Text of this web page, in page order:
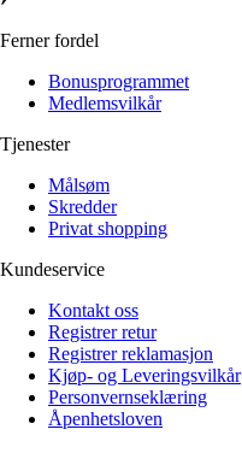
Ferner fordel
Bonusprogrammet
Medlemsvilkår
Tjenester
Målsøm
Skredder
Privat shopping
Kundeservice
Kontakt oss
Registrer retur
Registrer reklamasjon
Kjøp- og Leveringsvilkår
Personvernseklæring
Åpenhetsloven